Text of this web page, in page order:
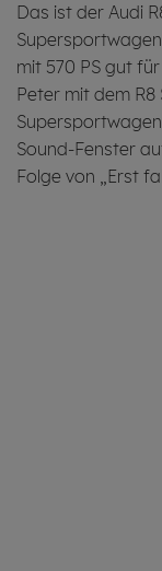
Das ist der Audi
mit 570 PS gut
Peter mit dem R8
Sound-Fenster
Folge von „Erst